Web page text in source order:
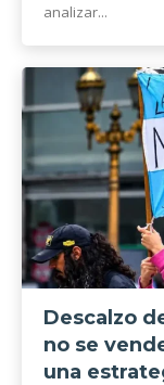
analizar...
Descalzo
no se
una